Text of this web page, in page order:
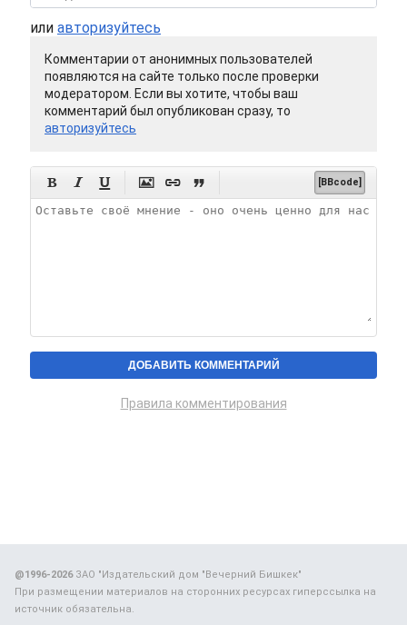
или авторизуйтесь
Комментарии от анонимных пользователей
появляются на сайте только после проверки
модератором. Если вы хотите, чтобы ваш
комментарий был опубликован сразу, то
авторизуйтесь
      [BBcode]
Правила комментирования
@1996-2026ЗАО "Издательский дом "Вечерний Бишкек"
При размещении материалов на сторонних ресурсах гиперссылка на
источник обязательна.